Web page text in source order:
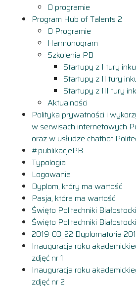
O programie
Program Hub of Talents 2
O Programie
Harmonogram
Szkolenia PB
Startupy z I tury
Startupy z II tury
Startupy z III tury
Aktualności
Polityka prywatności i
w serwisach internetowych
oraz w usłudze chatbot
#publikacjePB
Typologia
Logowanie
Dyplom, który ma wartość
Pasja, która ma wartość
Święto Politechniki
Święto Politechniki
2019_03_22 Dyplomatoria
Inauguracja roku
zdjęć nr 1
Inauguracja roku
zdjęć nr 2